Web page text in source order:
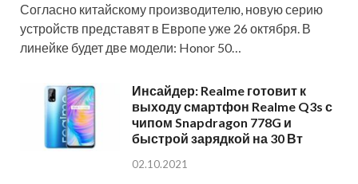
Согласно китайскому производителю, новую серию
устройств представят в Европе уже 26 октября. В
линейке будет две модели: Honor 50…
Инсайдер: Realme готовит к
выходу смартфон Realme Q3s с
чипом Snapdragon 778G и
быстрой зарядкой на 30 Вт
02.10.2021